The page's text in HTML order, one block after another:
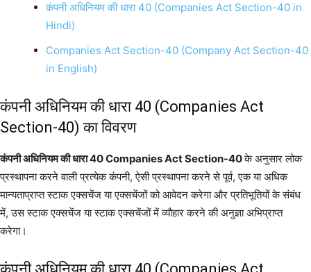
कंपनी अधिनियम की धारा 40 (Companies Act Section-40 in
Hindi)
Companies Act Section-40 (Company Act Section-40
in English)
कंपनी अधिनियम की धारा 40 (Companies Act
Section-40) का विवरण
कंपनी अधिनियम की धारा 40 Companies Act Section-40के अनुसार लोक
प्रस्थापना करने वाली प्रत्येक कंपनी, ऐसी प्रस्थापना करने से पूर्व, एक या अधिक
मान्यताप्राप्त स्टाक एक्सचेंज या एक्सचेंजों को आवेदन करेगा और प्रतिभूतियों के संबंध
में, उस स्टाक एक्सचेंज या स्टाक एक्सचेंजों में व्यौहार करने की अनुज्ञा अभिप्राप्त
करेगा।